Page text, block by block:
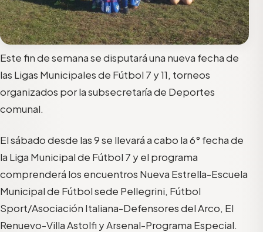
Este fin de semana se disputará una nueva fecha de
las Ligas Municipales de Fútbol 7 y 11, torneos
organizados por la subsecretaría de Deportes
comunal.
El sábado desde las 9 se llevará a cabo la 6° fecha de
la Liga Municipal de Fútbol 7 y el programa
comprenderá los encuentros Nueva Estrella-Escuela
Municipal de Fútbol sede Pellegrini, Fútbol
Sport/Asociación Italiana-Defensores del Arco, El
Renuevo-Villa Astolfi y Arsenal-Programa Especial.